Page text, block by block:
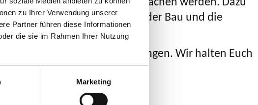
zu Ihrer Verwendung unserer
Partner führen diese Informationen
die sie im Rahmen Ihrer Nutzung
Marketing
Ruhr-Express (RRX) oder der Bau und die
der Eifelstrecken.
Verspätungen und Störungen. Wir halten Euch